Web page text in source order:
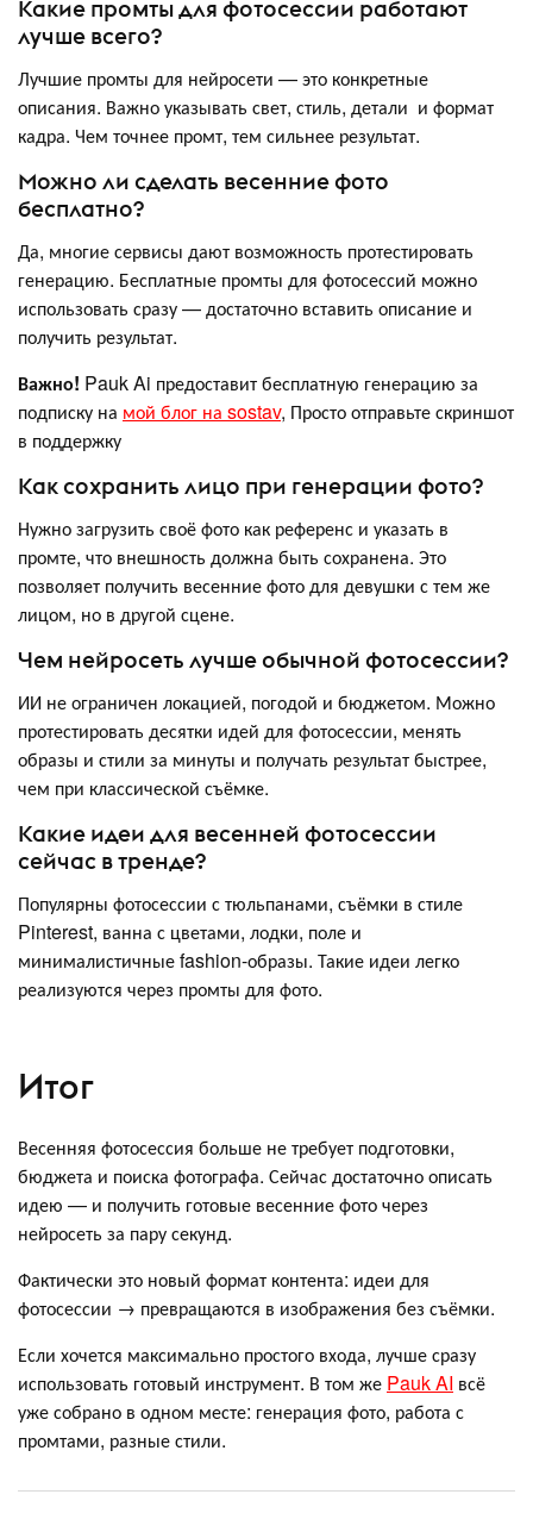
Какие промты для фотосессии работают
лучше всего?
Лучшие промты для нейросети — это конкретные
описания. Важно указывать свет, стиль, детали и формат
кадра. Чем точнее промт, тем сильнее результат.
Можно ли сделать весенние фото
бесплатно?
Да, многие сервисы дают возможность протестировать
генерацию. Бесплатные промты для фотосессий можно
использовать сразу — достаточно вставить описание и
получить результат.
Важно! Pauk Ai предоставит бесплатную генерацию за
подписку на мой блог на sostav, Просто отправьте скриншот
в поддержку
Как сохранить лицо при генерации фото?
Нужно загрузить своё фото как референс и указать в
промте, что внешность должна быть сохранена. Это
позволяет получить весенние фото для девушки с тем же
лицом, но в другой сцене.
Чем нейросеть лучше обычной фотосессии?
ИИ не ограничен локацией, погодой и бюджетом. Можно
протестировать десятки идей для фотосессии, менять
образы и стили за минуты и получать результат быстрее,
чем при классической съёмке.
Какие идеи для весенней фотосессии
сейчас в тренде?
Популярны фотосессии с тюльпанами, съёмки в стиле
Pinterest, ванна с цветами, лодки, поле и
минималистичные fashion-образы. Такие идеи легко
реализуются через промты для фото.
Итог
Весенняя фотосессия больше не требует подготовки,
бюджета и поиска фотографа. Сейчас достаточно описать
идею — и получить готовые весенние фото через
нейросеть за пару секунд.
Фактически это новый формат контента: идеи для
фотосессии → превращаются в изображения без съёмки.
Если хочется максимально простого входа, лучше сразу
использовать готовый инструмент. В том же Pauk AI всё
уже собрано в одном месте: генерация фото, работа с
промтами, разные стили.